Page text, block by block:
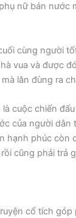
nữ bán nước
cùng người
vua và được
lăn đùng ra
cuộc chiến
của người dân
hạnh phúc còn
cũng phải trả
cổ tích